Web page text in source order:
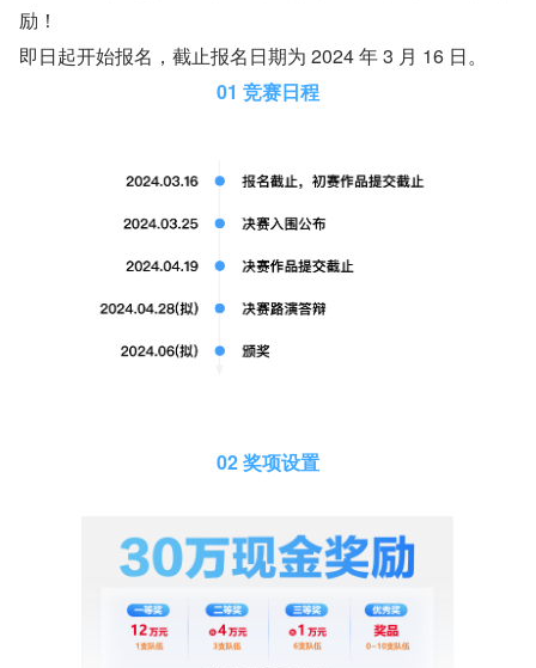
励！
即日起开始报名，截止报名日期为 2024 年 3 月 16 日。
01 竞赛日程
02 奖项设置